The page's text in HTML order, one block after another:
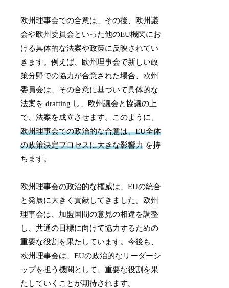
欧州理事会での合意は、その後、欧州議
会や欧州委員会といった他のEU機関にお
ける具体的な法案や政策に反映されてい
きます。例えば、欧州理事会で新しい政
策分野での協力が合意された場合、欧州
委員会は、その合意に基づいて具体的な
法案を drafting し、欧州議会と協議の上
で、法案を成立させます。このように、
欧州理事会での政治的な合意は、EU全体
の政策決定プロセスに大きな影響力 を持
ちます。
欧州理事会の政治的な権威は、EUの統合
と発展に大きく貢献してきました。欧州
理事会は、加盟国間の意見の相違を調整
し、共通の目標に向けて協力するための
重要な役割を果たしています。今後も、
欧州理事会は、EUの政治的なリーダーシ
ップを担う機関として、重要な役割を果
たしていくことが期待されます。